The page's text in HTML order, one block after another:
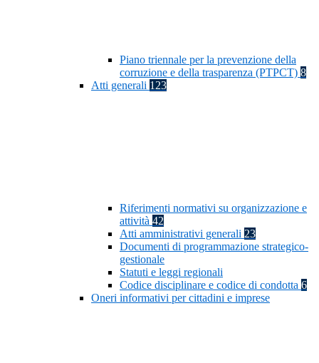
Piano triennale per la prevenzione della
corruzione e della trasparenza (PTPCT) 8
Atti generali 123
Riferimenti normativi su organizzazione e
attività 42
Atti amministrativi generali 23
Documenti di programmazione strategico-
gestionale
Statuti e leggi regionali
Codice disciplinare e codice di condotta 6
Oneri informativi per cittadini e imprese